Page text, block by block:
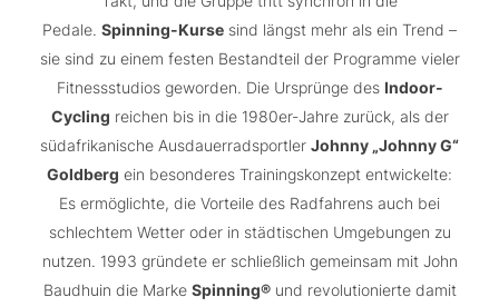
Pedale. Spinning-Kurse sind längst mehr als ein Trend –
sie sind zu einem festen Bestandteil der Programme vieler
Fitnessstudios geworden. Die Ursprünge des Indoor-
Cycling reichen bis in die 1980er-Jahre zurück, als der
südafrikanische Ausdauerradsportler Johnny „Johnny G“
Goldberg ein besonderes Trainingskonzept entwickelte:
Es ermöglichte, die Vorteile des Radfahrens auch bei
schlechtem Wetter oder in städtischen Umgebungen zu
nutzen. 1993 gründete er schließlich gemeinsam mit John
Baudhuin die Marke Spinning®und revolutionierte damit